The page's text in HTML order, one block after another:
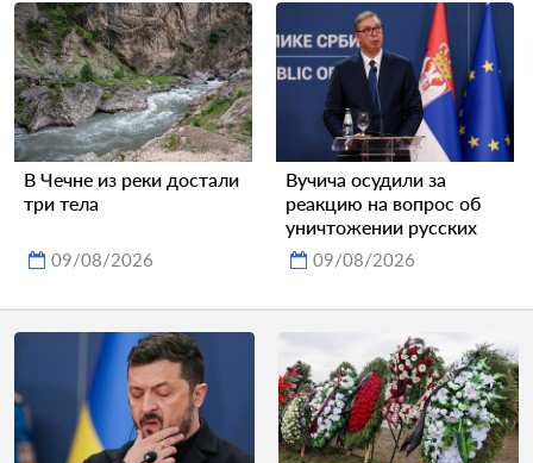
В Чечне из реки достали
три тела
09/08/2026
Вучича осудили за
реакцию на вопрос об
уничтожении русских
09/08/2026